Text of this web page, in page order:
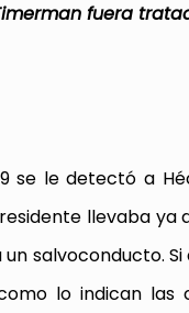
fuera
se le detectó a
llevaba
salvoconducto.
lo indican